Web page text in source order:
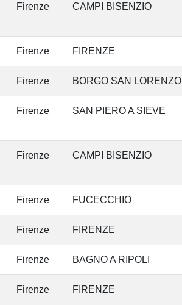
Firenze CAMPI BISENZIO
Firenze FIRENZE
Firenze BORGO SAN LORENZO
Firenze SAN PIERO A SIEVE
Firenze CAMPI BISENZIO
Firenze FUCECCHIO
Firenze FIRENZE
Firenze BAGNO A RIPOLI
Firenze FIRENZE